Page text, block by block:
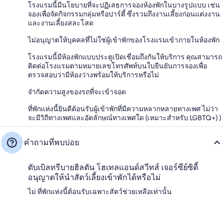
โรงแรมนี้มีนโยบายที่จะปฏิเสธการจองห้องพักในบางรูปแบบ เช่น
จองเพื่อจัดกิจกรรมกลุ่มหรือปาร์ตี้ ซึ่งรวมถึงงานเลี้ยงก่อนแต่งงาน
และงานเลี้ยงสละโสด
ไม่อนุญาตให้บุคคลที่ไม่ใช่ผู้เข้าพักของโรงแรมเข้าภายในห้องพัก
โรงแรมนี้มีห้องพักแบบประตูเปิดเชื่อมถึงกันให้บริการ คุณสามารถ
ติดต่อโรงแรมตามหมายเลขโทรศัพท์บนใบยืนยันการจองเพื่อ
ตรวจสอบว่ามีห้องว่างพร้อมให้บริการหรือไม่
จำกัดความสูงของรถที่จะเข้าจอด
ที่พักแห่งนี้ยินดีต้อนรับผู้เข้าพักที่มีความหลากหลายทางเพศ ไม่ว่า
จะมีวิถีทางเพศและอัตลักษณ์ทางเพศใด (เหมาะสำหรับ LGBTQ+) )
คำถามที่พบบ่อย
ดับเบิลทรีบายฮิลตัน โฮเทลแอนด์สวีทส์ เจอร์ซีย์ซิตี้
อนุญาตให้นำสัตว์เลี้ยงเข้าพักได้หรือไม่
ไม่ ที่พักแห่งนี้ต้อนรับเฉพาะสัตว์ช่วยเหลือเท่านั้น